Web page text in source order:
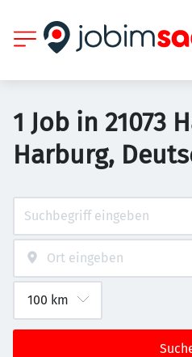
1 Job in 21073
Harburg,